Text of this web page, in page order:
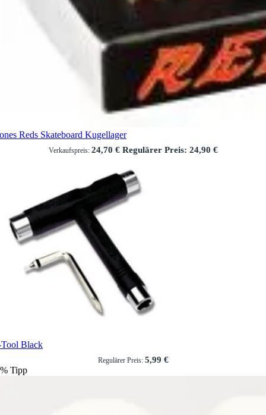
Reds Skateboard Kugellager
Verkaufspreis: 24,70 € Regulärer Preis: 24,90 €
Black
Regulärer Preis: 5,99 €
% Tipp